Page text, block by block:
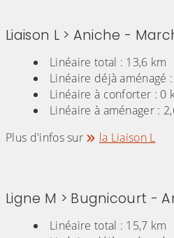
Liaison L > Aniche -
Linéaire total : 13,6 km
Linéaire déjà aménagé
Linéaire à conforter : 0
Linéaire à aménager :
Plus d'infos sur
la Liaison L
Ligne M > Bugnicourt -
Linéaire total : 15,7 km